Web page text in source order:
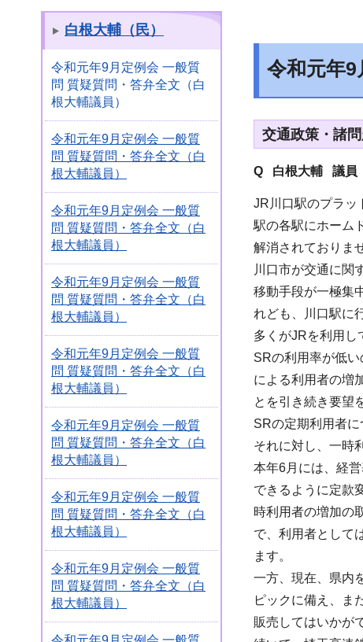
白根大輔（民）
令和元年9月定例会 一般質
問 質疑質問・答弁全文（白
根大輔議員）
令和元年9月定例会 一般質
問 質疑質問・答弁全文（白
根大輔議員）
令和元年9月定例会 一般質
問 質疑質問・答弁全文（白
根大輔議員）
令和元年9月定例会 一般質
問 質疑質問・答弁全文（白
根大輔議員）
令和元年9月定例会 一般質
問 質疑質問・答弁全文（白
根大輔議員）
令和元年9月定例会 一般質
問 質疑質問・答弁全文（白
根大輔議員）
令和元年9月定例会 一般質
問 質疑質問・答弁全文（白
根大輔議員）
令和元年9月定例会 一般質
問 質疑質問・答弁全文（白
根大輔議員）
令和元年9
交通政策・諸
Q 白根大輔 議員
JR川口駅のプラッ
駅の各駅にホーム
解消されておりま
川口市が交通に関
移動手段が一極集
れども、川口駅に
多くがJRを利用し
SRの利用率が低
による利用者の増
とを引き続き要望
SRの定期利用者
それに対し、一時
本年6月には、経
できるように定款
時利用者の増加の
で、利用者として
ます。
一方、現在、県内
ピックに備え、ま
販売してはいかが